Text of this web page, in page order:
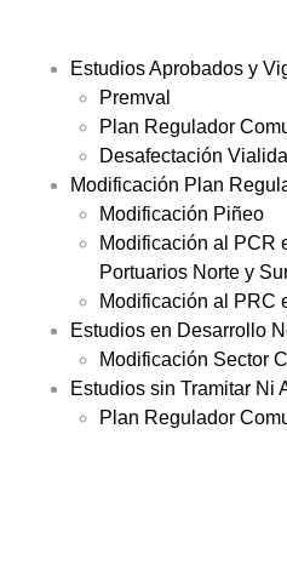
Estudios Aprobados y
Premval
Plan Regulador
Desafectación
Modificación Plan
Modificación Piñeo
Modificación al PCR
Portuarios Norte y
Modificación al PRC
Estudios en Desarrollo
Modificación Sector
Estudios sin Tramitar Ni
Plan Regulador